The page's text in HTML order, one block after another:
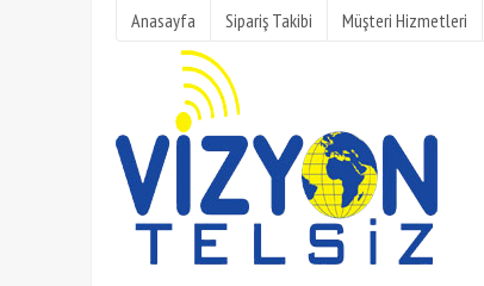
Anasayfa Sipariş Takibi Müşteri Hizmetleri